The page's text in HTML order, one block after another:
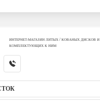
ИНТЕРНЕТ-МАГАЗИН ЛИТЫХ / КОВАНЫХ ДИСКОВ И
КОМПЛЕКТУЮЩИХ К НИМ